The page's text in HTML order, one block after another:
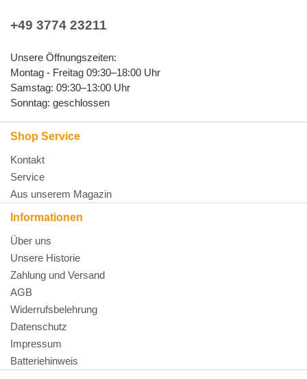
+49 3774 23211
Unsere Öffnungszeiten:
Montag - Freitag 09:30–18:00 Uhr
Samstag: 09:30–13:00 Uhr
Sonntag: geschlossen
Shop Service
Kontakt
Service
Aus unserem Magazin
Informationen
Über uns
Unsere Historie
Zahlung und Versand
AGB
Widerrufsbelehrung
Datenschutz
Impressum
Batteriehinweis